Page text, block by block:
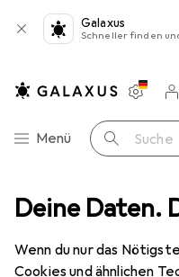
Deine Daten.
Wenn du nur das
Cookies und ähnlichen
Galaxus
Schneller finden
Navigation nach Kategorien
Menü Suche
Merklisten
Handwerkzeug